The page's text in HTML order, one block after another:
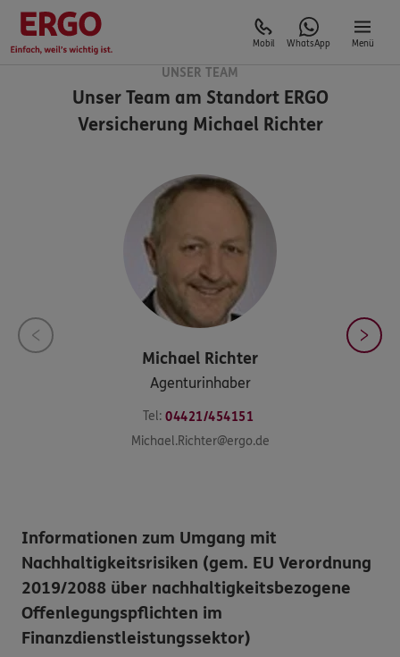
Mobil WhatsApp Menü
UNSER TEAM
Unser Team am StandortERGO
Versicherung Michael Richter
Michael Richter
Agenturinhaber
Tel: 04421/454151
Michael.Richter@ergo.de
Informationen zum Umgang mit
Nachhaltigkeitsrisiken (gem. EU Verordnung
2019/2088 über nachhaltigkeitsbezogene
Offenlegungspflichten im
Finanzdienstleistungssektor)